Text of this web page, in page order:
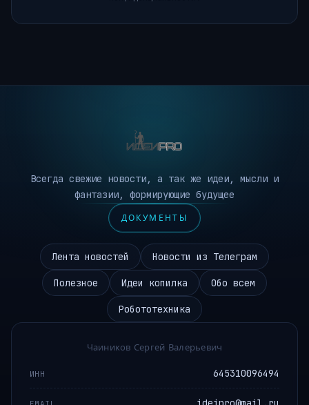
Всегда свежие новости, а так же идеи, мысли и
фантазии, формирующие будущее
ДОКУМЕНТЫ
Лента новостей Новости из Телеграм
Полезное Идеи копилка Обо всем
Робототехника
Чаиников Сергей Валерьевич
ИНН 645310096494